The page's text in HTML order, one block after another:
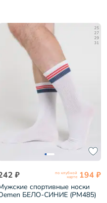
25
27
29
31
₽ по клубной
карте 194 ₽
спортивные носки
БЕЛО-СИНИЕ (PM485)